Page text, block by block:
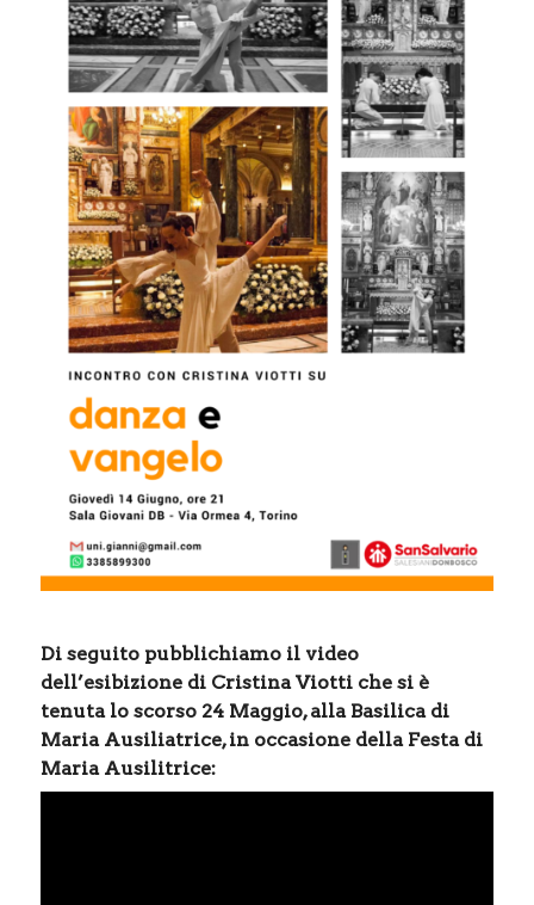
Di seguito pubblichiamo il video
dell’esibizione di Cristina Viotti che si è
tenuta lo scorso 24 Maggio, alla Basilica di
Maria Ausiliatrice, in occasione della Festa di
Maria Ausilitrice: